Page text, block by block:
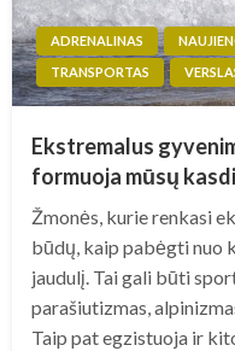
ADRENALINAS
TRANSPORTAS
Ekstremalus
formuoja mūsų
Žmonės, kurie renkasi
būdų, kaip pabėgti nuo
jaudulį. Tai gali būti
parašiutizmas,
Taip pat egzistuoja ir